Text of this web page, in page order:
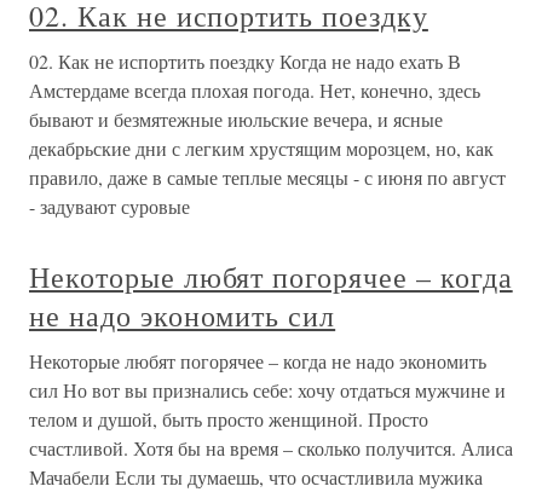
02. Как не испортить поездку
02. Как не испортить поездку Когда не надо ехать В
Амстердаме всегда плохая погода. Нет, конечно, здесь
бывают и безмятежные июльские вечера, и ясные
декабрьские дни с легким хрустящим морозцем, но, как
правило, даже в самые теплые месяцы - с июня по август
- задувают суровые
Некоторые любят погорячее – когда
не надо экономить сил
Некоторые любят погорячее – когда не надо экономить
сил Но вот вы признались себе: хочу отдаться мужчине и
телом и душой, быть просто женщиной. Просто
счастливой. Хотя бы на время – сколько получится. Алиса
Мачабели Если ты думаешь, что осчастливила мужика